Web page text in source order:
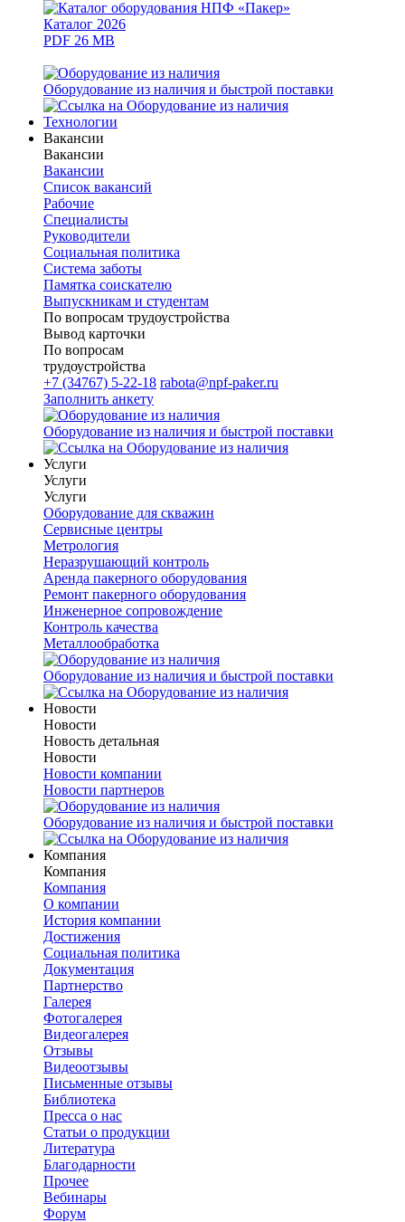
Каталог 2026
PDF 26 MB
Оборудование из наличия и быстрой поставки
Технологии
Вакансии
Вакансии
Вакансии
Список вакансий
Рабочие
Специалисты
Руководители
Cоциальная политика
Система заботы
Памятка соискателю
Выпускникам и студентам
По вопросам трудоустройства
Вывод карточки
По вопросам
трудоустройства
+7 (34767) 5-22-18 rabota@npf-paker.ru
Заполнить анкету
Оборудование из наличия и быстрой поставки
Услуги
Услуги
Услуги
Оборудование для скважин
Сервисные центры
Метрология
Неразрушающий контроль
Аренда пакерного оборудования
Ремонт пакерного оборудования
Инженерное сопровождение
Контроль качества
Металлообработка
Оборудование из наличия и быстрой поставки
Новости
Новости
Новость детальная
Новости
Новости компании
Новости партнеров
Оборудование из наличия и быстрой поставки
Компания
Компания
Компания
О компании
История компании
Достижения
Социальная политика
Документация
Партнерство
Галерея
Фотогалерея
Видеогалерея
Отзывы
Видеоотзывы
Письменные отзывы
Библиотека
Пресса о нас
Статьи о продукции
Литература
Благодарности
Прочее
Вебинары
Форум